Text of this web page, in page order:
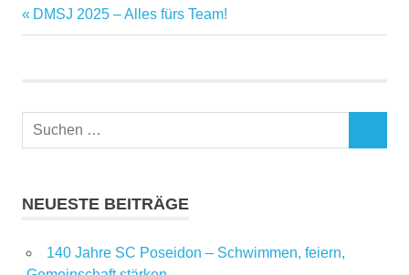
DMSJ 2025 – Alles fürs Team!
NEUESTE BEITRÄGE
140 Jahre SC Poseidon – Schwimmen, feiern,